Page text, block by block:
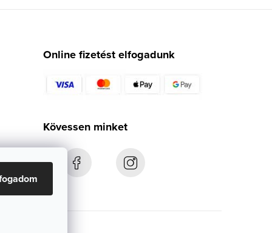
Online fizetést elfogadunk
Kövessen minket